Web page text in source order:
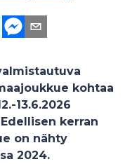
kohtaa
13.6.2026
kerran
on nähty
2024.